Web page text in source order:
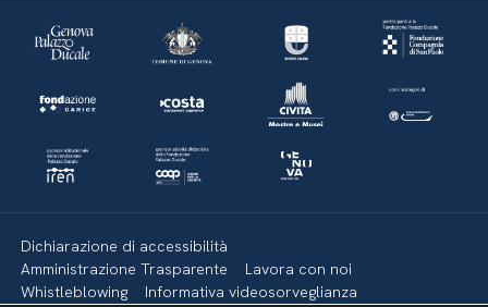
Dichiarazione di accessibilità
Amministrazione Trasparente
Lavora con noi
Whistleblowing
Informativa videosorveglianza